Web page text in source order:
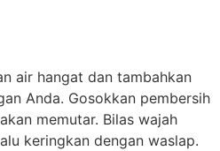
air hangat dan tambahkan
Anda. Gosokkan pembersih
memutar. Bilas wajah
keringkan dengan waslap.